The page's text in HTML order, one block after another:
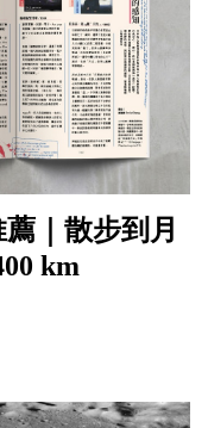
｜散步到月
km